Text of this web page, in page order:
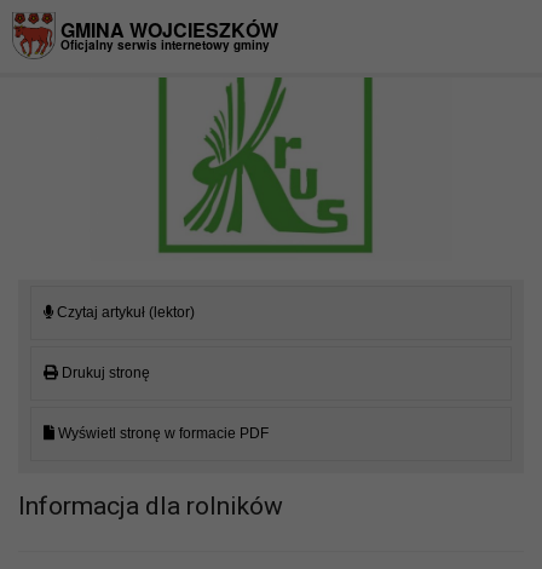
GMINA WOJCIESZKÓW
Oficjalny serwis internetowy gminy
Czytaj artykuł (lektor)
Drukuj stronę
Wyświetl stronę w formacie PDF
Informacja dla rolników